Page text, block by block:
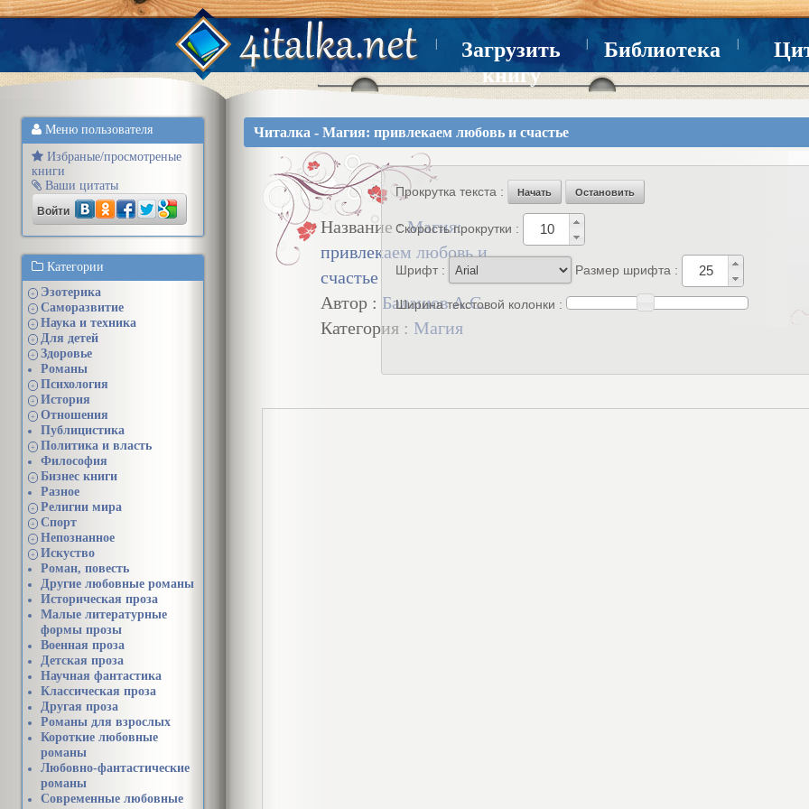
Загрузить
книгу
Библиотека
Меню пользователя
Избраные/просмотреные
книги
Ваши цитаты
Войти
Категории
+ Эзотерика
+ Саморазвитие
+ Наука и техника
+ Для детей
+
Здоровье
Романы
+ Психология
+ История
+
Отношения
Публицистика
+
Политика и власть
Философия
+
Бизнес книги
Разное
+ Религии мира
+ Спорт
+ Непознанное
+
Искуство
Роман, повесть
Другие любовные романы
Историческая проза
Малые литературные
формы прозы
Военная проза
Детская проза
Научная фантастика
Классическая проза
Другая проза
Романы для взрослых
Короткие любовные
романы
Любовно-фантастические
романы
Современные любовные
Читалка - Магия: привлекаем любовь и счастье
Название :Магия:
привлекаем любовь и
счастье
Автор : Балашов А.С.
Категория : Магия
Прокрутка текста : Начать Остановить
Скорость прокрутки :
Шрифт : Размер шрифта :
Ширина текстовой колонки :